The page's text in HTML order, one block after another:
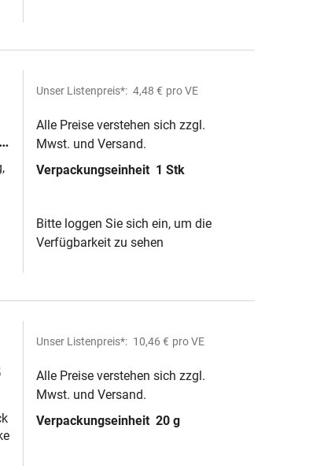
Unser Listenpreis*: 4,48 € pro VE
Alle Preise verstehen sich zzgl.
Mwst. und Versand.
Verpackungseinheit 1 Stk
Bitte loggen Sie sich ein, um die
Verfügbarkeit zu sehen
Unser Listenpreis*: 10,46 € pro VE
Alle Preise verstehen sich zzgl.
Mwst. und Versand.
Verpackungseinheit 20 g